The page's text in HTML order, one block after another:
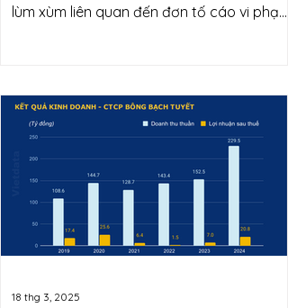
lùm xùm liên quan đến đơn tố cáo vi phạm
18 thg 3, 2025